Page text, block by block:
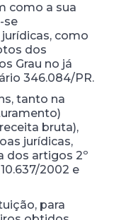
como a sua
se
como
dos
Grau no já
346.084/PR.
tanto na
bruta),
jurídicas,
dos artigos 2º
2002 e
para